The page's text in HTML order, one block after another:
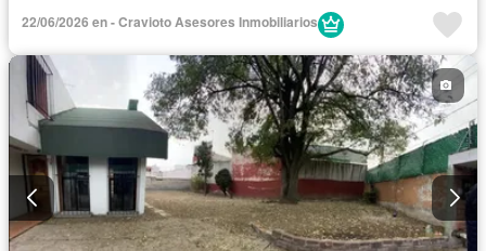
22/06/2026 en - Cravioto Asesores Inmobiliarios